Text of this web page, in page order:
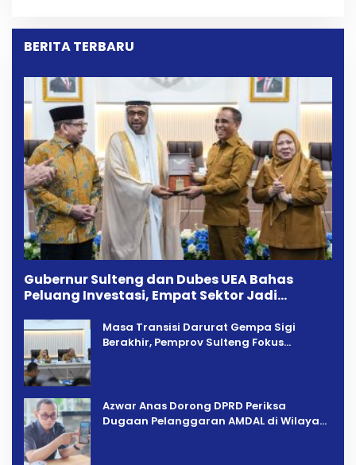
BERITA TERBARU
Gubernur Sulteng dan Dubes UEA Bahas
Peluang Investasi, Empat Sektor Jadi
Masa Transisi Darurat Gempa Sigi
Berakhir, Pemprov Sulteng Fokus
Azwar Anas Dorong DPRD Periksa
Dugaan Pelanggaran AMDAL di Wilayah